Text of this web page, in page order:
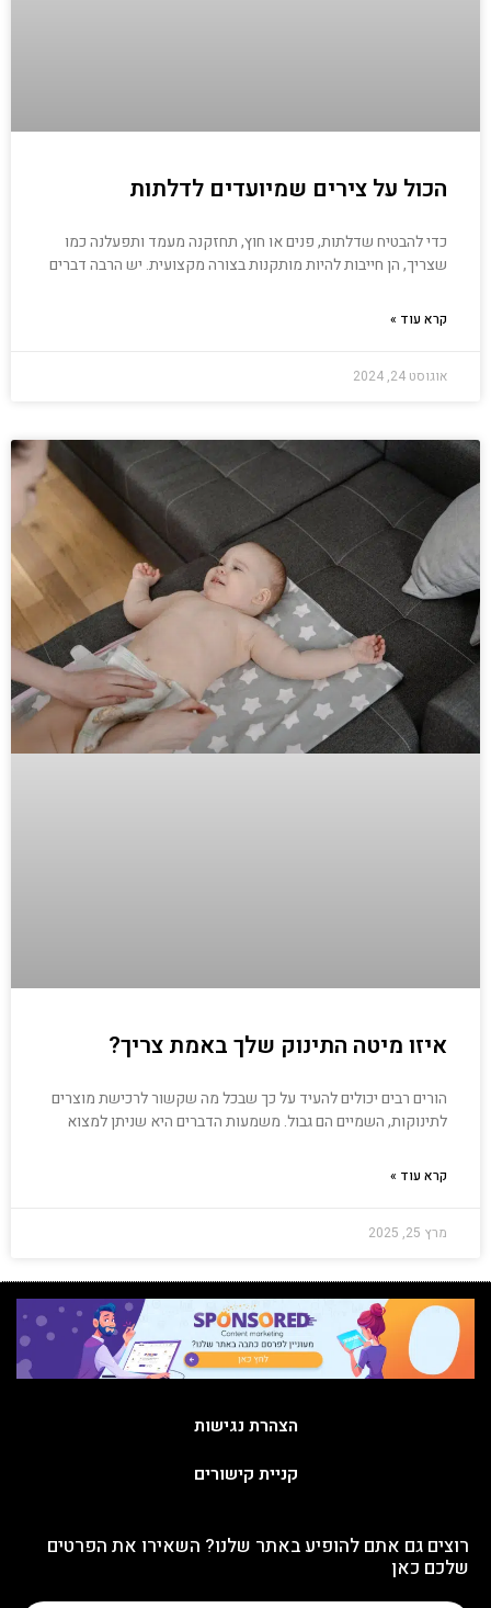
הכול על צירים שמיועדים לדלתות
כדי להבטיח שדלתות, פנים או חוץ, תחזקנה מעמד ותפעלנה כמו
שצריך, הן חייבות להיות מותקנות בצורה מקצועית. יש הרבה דברים
קרא עוד »
אוגוסט 24, 2024
איזו מיטה התינוק שלך באמת צריך?
הורים רבים יכולים להעיד על כך שבכל מה שקשור לרכישת מוצרים
לתינוקות, השמיים הם גבול. משמעות הדברים היא שניתן למצוא
קרא עוד »
מרץ 25, 2025
הצהרת נגישות
קניית קישורים
רוצים גם אתם להופיע באתר שלנו? השאירו את הפרטים
שלכם כאן